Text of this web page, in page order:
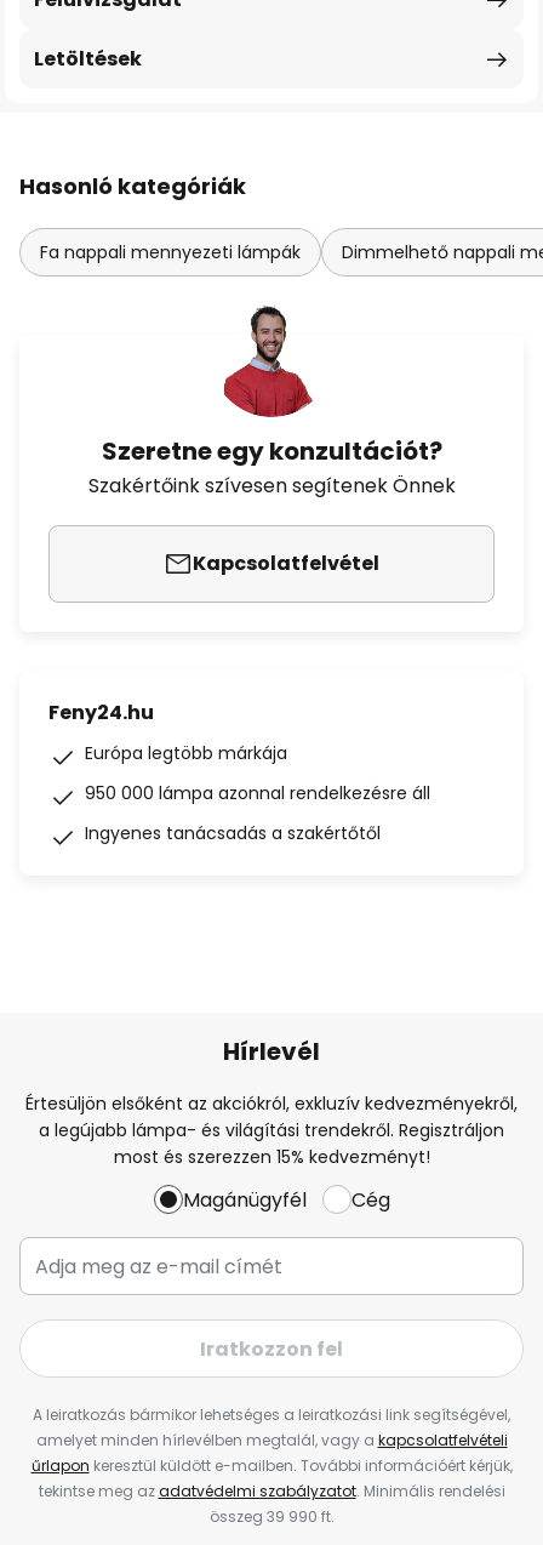
Letöltések
Hasonló kategóriák
Fa nappali mennyezeti lámpák Dimmelhető nappali
Szeretne egy konzultációt?
Szakértőink szívesen segítenek Önnek
Kapcsolatfelvétel
Feny24.hu
Európa legtöbb márkája
950 000 lámpa azonnal rendelkezésre áll
Ingyenes tanácsadás a szakértőtől
Hírlevél
Értesüljön elsőként az akciókról, exkluzív kedvezményekről,
a legújabb lámpa- és világítási trendekről. Regisztráljon
most és szerezzen 15% kedvezményt!
Magánügyfél Cég
Iratkozzon fel
A leiratkozás bármikor lehetséges a leiratkozási link segítségével,
amelyet minden hírlevélben megtalál, vagy a kapcsolatfelvételi
űrlapon keresztül küldött e-mailben. További információért kérjük,
tekintse meg azadatvédelmi szabályzatot. Minimális rendelési
összeg 39 990 ft.